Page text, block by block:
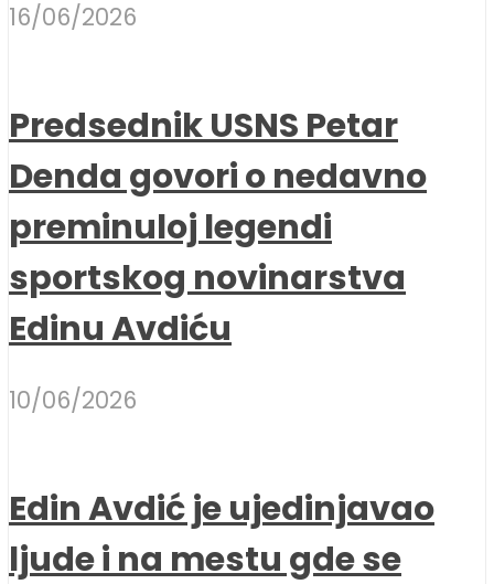
16/06/2026
Predsednik USNS Petar
Denda govori o nedavno
preminuloj legendi
sportskog novinarstva
Edinu Avdiću
10/06/2026
Edin Avdić je ujedinjavao
ljude i na mestu gde se